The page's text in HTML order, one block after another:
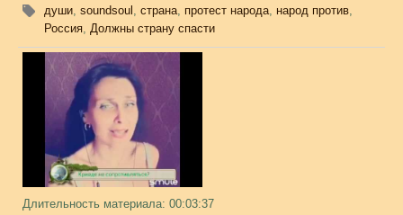
души, soundsoul , страна, протест народа, народ против,
Россия, Должны страну спасти
Длительность материала: 00:03:37